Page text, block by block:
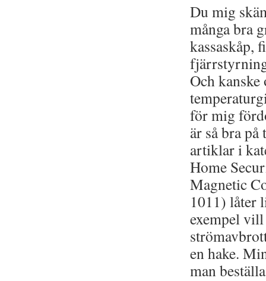
Du mig
många bra
kassaskåp,
Och kanske
för mig
är så bra
artiklar i
Home
Magnetic
1011) låter
exempel
en hake.
man